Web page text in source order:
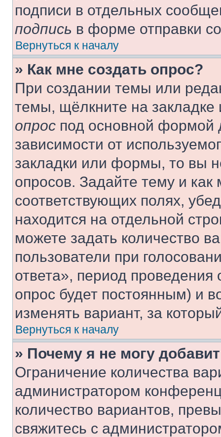
подписи в отдельных
подпись в форме отправки
Вернуться к началу
» Как мне создать опрос?
При создании темы или
темы, щёлкните на
опрос под основной формой
зависимости от
закладки или формы, то вы
опросов. Задайте тему и
соответствующих полях,
находится на отдельной
можете задать количество
пользователи при
ответа», период проведения
опрос будет постоянным) и
изменять вариант, за
Вернуться к началу
» Почему я не могу
Ограничение количества
администратором
количество вариантов,
свяжитесь с